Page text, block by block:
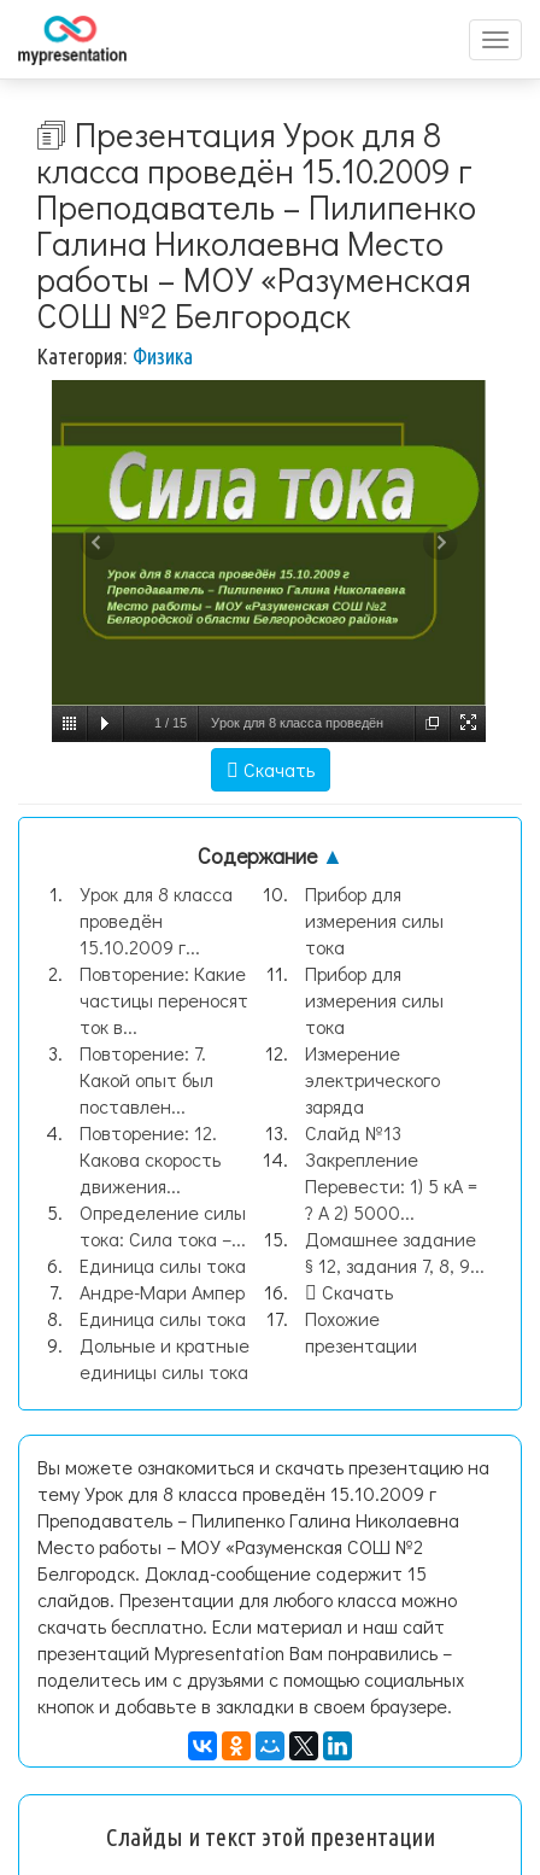
меню
🗊 Презентация Урок для 8
класса проведён 15.10.2009 г
Преподаватель – Пилипенко
Галина Николаевна Место
работы – МОУ «Разуменская
СОШ №2 Белгородск
Категория: Физика
1 / 15 Урок для 8 класса проведён
Галина Николаевна Место работы – МОУ
слайд №1
Скачать
Содержание ▲
Урок для 8 класса
проведён
15.10.2009 г...
Повторение: Какие
частицы переносят
ток в...
Повторение: 7.
Какой опыт был
поставлен...
Повторение: 12.
Какова скорость
движения...
Определение силы
тока: Сила тока –...
Единица силы тока
Андре-Мари Ампер
Единица силы тока
Дольные и кратные
единицы силы тока
Прибор для
измерения силы
тока
Прибор для
измерения силы
тока
Измерение
электрического
заряда
Слайд №13
Закрепление
Перевести: 1) 5 кА =
? А 2) 5000...
Домашнее задание
§ 12, задания 7, 8, 9...
Скачать
Похожие
презентации
Вы можете ознакомиться и скачать презентацию на
тему Урок для 8 класса проведён 15.10.2009 г
Преподаватель – Пилипенко Галина Николаевна
Место работы – МОУ «Разуменская СОШ №2
Белгородск. Доклад-сообщение содержит 15
слайдов. Презентации для любого класса можно
скачать бесплатно. Если материал и наш сайт
презентаций Mypresentation Вам понравились –
поделитесь им с друзьями с помощью социальных
кнопок и добавьте в закладки в своем браузере.
Слайды и текст этой презентации